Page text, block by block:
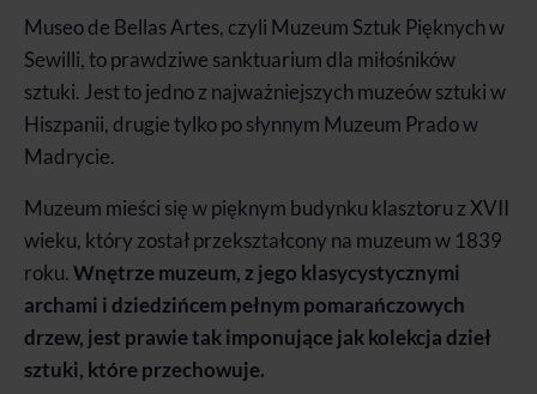
Museo de Bellas Artes, czyli Muzeum Sztuk Pięknych w
Sewilli, to prawdziwe sanktuarium dla miłośników
sztuki. Jest to jedno z najważniejszych muzeów sztuki w
Hiszpanii, drugie tylko po słynnym Muzeum Prado w
Madrycie.
Muzeum mieści się w pięknym budynku klasztoru z XVII
wieku, który został przekształcony na muzeum w 1839
roku.Wnętrze muzeum, z jego klasycystycznymi
archami i dziedzińcem pełnym pomarańczowych
drzew, jest prawie tak imponujące jak kolekcja dzieł
sztuki, które przechowuje.